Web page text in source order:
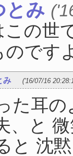
とみ
この世
のです
み ('16/07/16
た耳
、と
と 沈